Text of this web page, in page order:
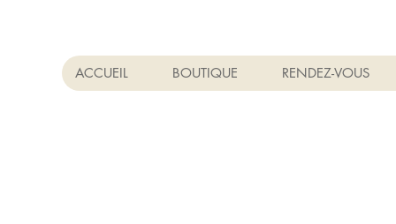
ACCUEIL BOUTIQUE RENDEZ-VOUS